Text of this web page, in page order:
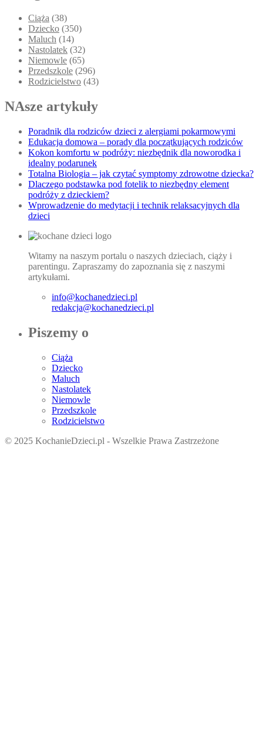
Ciąża (38)
Dziecko (350)
Maluch (14)
Nastolatek (32)
Niemowle (65)
Przedszkole (296)
Rodzicielstwo (43)
NAsze artykuły
Poradnik dla rodziców dzieci z alergiami pokarmowymi
Edukacja domowa – porady dla początkujących rodziców
Kokon komfortu w podróży: niezbędnik dla noworodka i
idealny podarunek
Totalna Biologia – jak czytać symptomy zdrowotne dziecka?
Dlaczego podstawka pod fotelik to niezbędny element
podróży z dzieckiem?
Wprowadzenie do medytacji i technik relaksacyjnych dla
dzieci
Witamy na naszym portalu o naszych dzieciach, ciąży i
parentingu. Zapraszamy do zapoznania się z naszymi
artykułami.
info@kochanedzieci.pl
redakcja@kochanedzieci.pl
Piszemy o
Ciąża
Dziecko
Maluch
Nastolatek
Niemowle
Przedszkole
Rodzicielstwo
© 2025 KochanieDzieci.pl - Wszelkie Prawa Zastrzeżone